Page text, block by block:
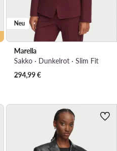
Neu
Marella
Sakko · Dunkelrot · Slim Fit
294,99€